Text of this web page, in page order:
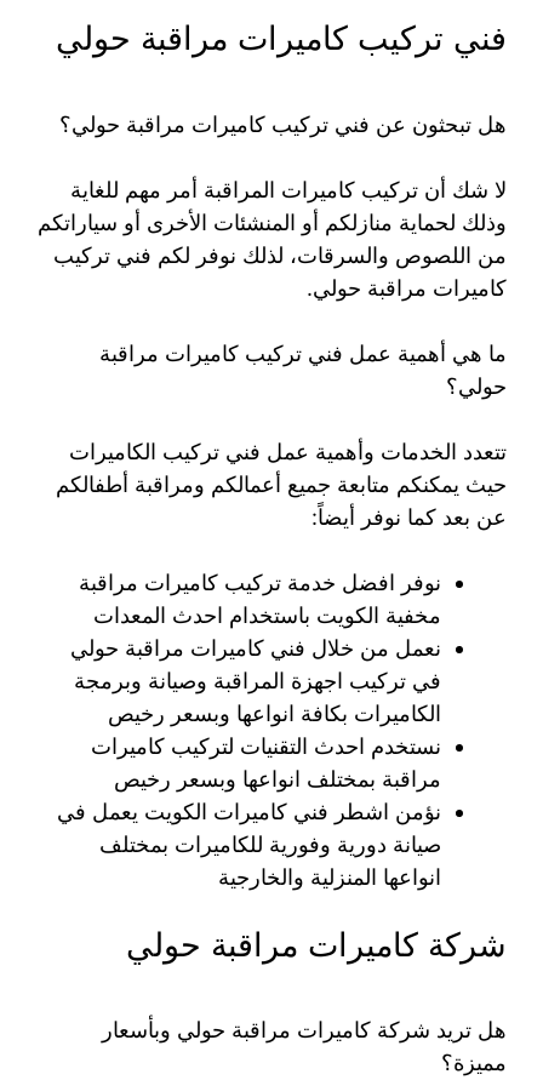
فني تركيب كاميرات مراقبة حولي
هل تبحثون عن فني تركيب كاميرات مراقبة حولي؟
لا شك أن تركيب كاميرات المراقبة أمر مهم للغاية
وذلك لحماية منازلكم أو المنشئات الأخرى أو سياراتكم
من اللصوص والسرقات، لذلك نوفر لكم فني تركيب
كاميرات مراقبة حولي.
ما هي أهمية عمل فني تركيب كاميرات مراقبة
حولي؟
تتعدد الخدمات وأهمية عمل فني تركيب الكاميرات
حيث يمكنكم متابعة جميع أعمالكم ومراقبة أطفالكم
عن بعد كما نوفر أيضاً:
نوفر افضل خدمة تركيب كاميرات مراقبة
مخفية الكويت باستخدام احدث المعدات
نعمل من خلال فني كاميرات مراقبة حولي
في تركيب اجهزة المراقبة وصيانة وبرمجة
الكاميرات بكافة انواعها وبسعر رخيص
نستخدم احدث التقنيات لتركيب كاميرات
مراقبة بمختلف انواعها وبسعر رخيص
نؤمن اشطر فني كاميرات الكويت يعمل في
صيانة دورية وفورية للكاميرات بمختلف
انواعها المنزلية والخارجية
شركة كاميرات مراقبة حولي
هل تريد شركة كاميرات مراقبة حولي وبأسعار
مميزة؟